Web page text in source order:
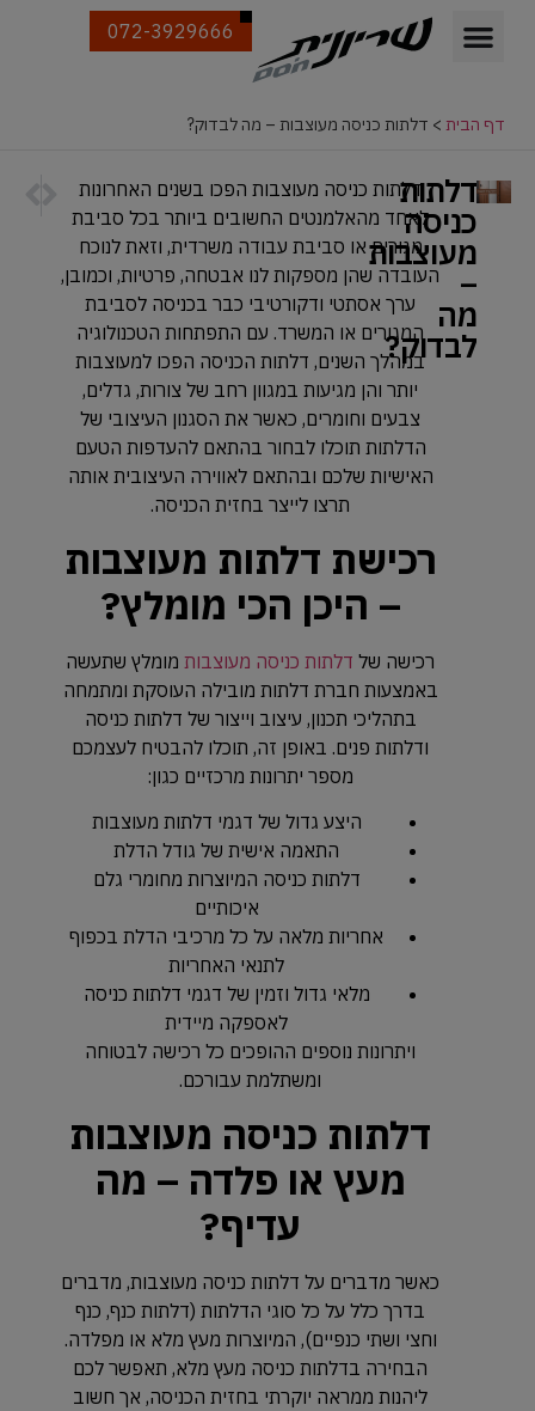
072-3929666
דף הבית > דלתות כניסה מעוצבות – מה לבדוק?
דלתות
כניסה
מעוצבות
–
מה
לבדוק?
דלתות כניסה מעוצבות הפכו בשנים האחרונות
לאחד מהאלמנטים החשובים ביותר בכל סביבת
מגורים או סביבת עבודה משרדית, וזאת לנוכח
העובדה שהן מספקות לנו אבטחה, פרטיות, וכמובן,
ערך אסתטי ודקורטיבי כבר בכניסה לסביבת
המגורים או המשרד. עם התפתחות הטכנולוגיה
במהלך השנים, דלתות הכניסה הפכו למעוצבות
יותר והן מגיעות במגוון רחב של צורות, גדלים,
צבעים וחומרים, כאשר את הסגנון העיצובי של
הדלתות תוכלו לבחור בהתאם להעדפות הטעם
האישיות שלכם ובהתאם לאווירה העיצובית אותה
תרצו לייצר בחזית הכניסה.
רכישת דלתות מעוצבות
– היכן הכי מומלץ?
רכישה של דלתות כניסה מעוצבותמומלץ שתעשה
באמצעות חברת דלתות מובילה העוסקת ומתמחה
בתהליכי תכנון, עיצוב וייצור של דלתות כניסה
ודלתות פנים. באופן זה, תוכלו להבטיח לעצמכם
מספר יתרונות מרכזיים כגון:
היצע גדול של דגמי דלתות מעוצבות
התאמה אישית של גודל הדלת
דלתות כניסה המיוצרות מחומרי גלם
איכותיים
אחריות מלאה על כל מרכיבי הדלת בכפוף
לתנאי האחריות
מלאי גדול וזמין של דגמי דלתות כניסה
לאספקה מיידית
ויתרונות נוספים ההופכים כל רכישה לבטוחה
ומשתלמת עבורכם.
דלתות כניסה מעוצבות
מעץ או פלדה – מה
עדיף?
כאשר מדברים על דלתות כניסה מעוצבות, מדברים
בדרך כלל על כל סוגי הדלתות (דלתות כנף, כנף
וחצי ושתי כנפיים), המיוצרות מעץ מלא או מפלדה.
הבחירה בדלתות כניסה מעץ מלא, תאפשר לכם
ליהנות ממראה יוקרתי בחזית הכניסה, אך חשוב